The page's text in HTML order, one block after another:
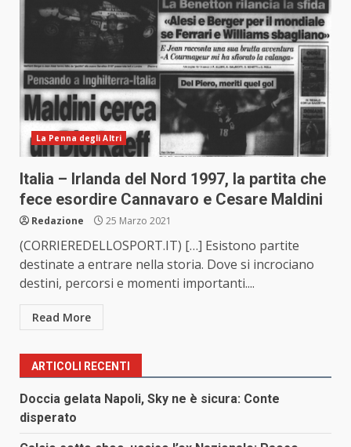
La Penna degli Altri
Italia – Irlanda del Nord 1997, la partita che
fece esordire Cannavaro e Cesare Maldini
Redazione 25 Marzo 2021
(CORRIEREDELLOSPORT.IT) […] Esistono partite
destinate a entrare nella storia. Dove si incrociano
destini, percorsi e momenti importanti....
Read More
ARTICOLI RECENTI
Doccia gelata Napoli, Sky ne è sicura: Conte
disperato